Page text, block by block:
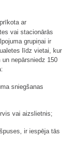
ar
vai stacionārās
grupiņai ir
līdz vietai, kur
nepārsniedz 150
sniegšanas
vai aizslietnis;
ir iespēja tās